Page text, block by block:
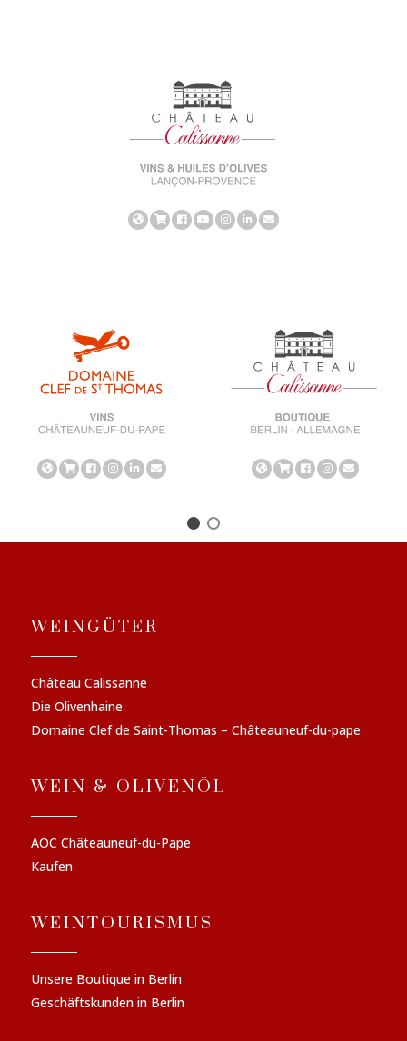
WEINGÜTER
Château Calissanne
Die Olivenhaine
Domaine Clef de Saint-Thomas – Châteauneuf-du-pape
WEIN & OLIVENÖL
AOC Châteauneuf-du-Pape
Kaufen
WEINTOURISMUS
Unsere Boutique in Berlin
Geschäftskunden in Berlin